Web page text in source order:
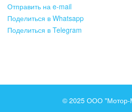
Отправить на e-mail
Поделиться в Whatsapp
Поделиться в Telegram
© 2025 ООО "Мотор-